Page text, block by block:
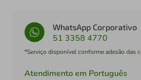
WhatsApp Corporativo
51 3358 4770
*Serviço disponível conforme adesão das
Atendimento em Português